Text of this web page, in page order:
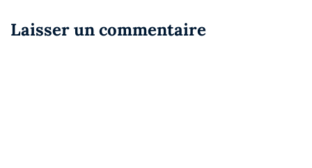
Laisser un commentaire